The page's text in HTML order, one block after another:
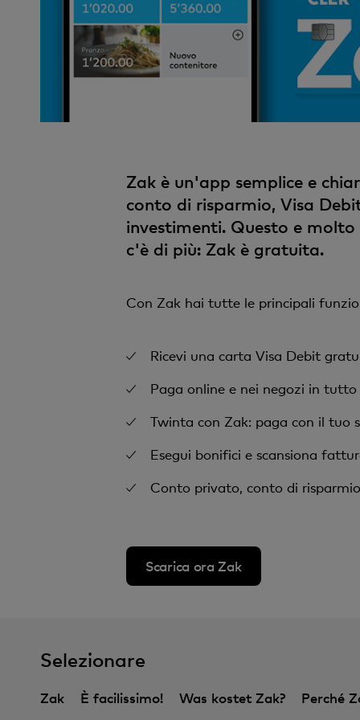
Zak è un'app semplice e
conto di risparmio, Visa
investimenti. Questo e
c'è di più: Zak è gratuita.
Con Zak hai tutte le principali
Ricevi una carta Visa Debit
Paga online e nei negozi in
Twinta con Zak: paga con il tuo
Esegui bonifici e scansiona
Conto privato, conto di
Scarica ora Zak
Selezionare
Zak È facilissimo! Was kostet Zak? Perché